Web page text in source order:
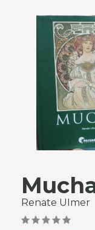
Renate UImer